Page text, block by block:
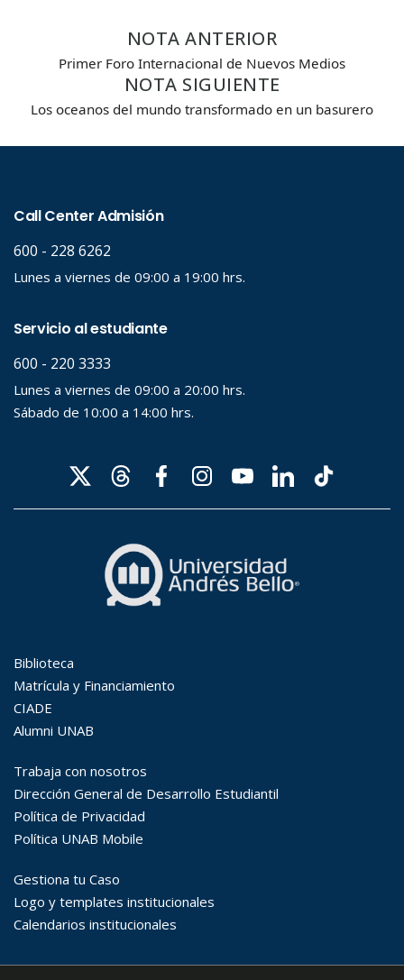
NOTA ANTERIOR
Primer Foro Internacional de Nuevos Medios
NOTA SIGUIENTE
Los oceanos del mundo transformado en un basurero
Búsqueda Avanzada
Palabra clave
Hasta...